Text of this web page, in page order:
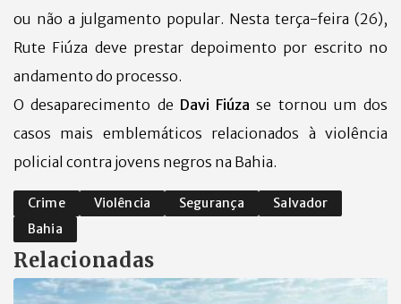
ou não a julgamento popular. Nesta terça-feira (26),
Rute Fiúza deve prestar depoimento por escrito no
andamento do processo.
O desaparecimento de Davi Fiúza se tornou um dos
casos mais emblemáticos relacionados à violência
policial contra jovens negros na Bahia.
Crime Violência Segurança
Salvador
Bahia
Relacionadas